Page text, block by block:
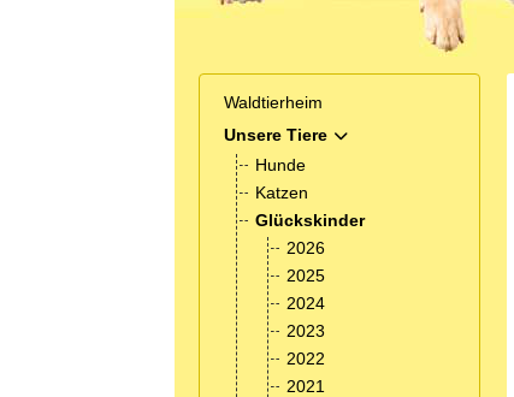
Waldtierheim
Unsere Tiere
Hunde
Katzen
Glückskinder
2026
2025
2024
2023
2022
2021